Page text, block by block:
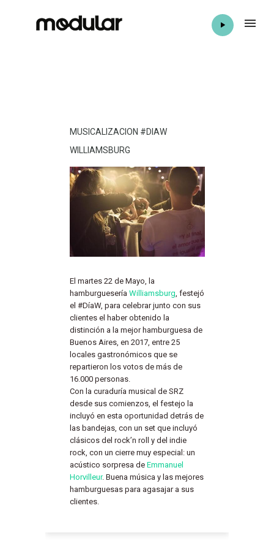
MUSICALIZACION #DIAW
WILLIAMSBURG
El martes 22 de Mayo, la
hamburguesería Williamsburg, festejó
el #DíaW, para celebrar junto con sus
clientes el haber obtenido la
distinción a la mejor hamburguesa de
Buenos Aires, en 2017, entre 25
locales gastronómicos que se
repartieron los votos de más de
16.000 personas.
Con la curaduría musical de SRZ
desde sus comienzos, el festejo la
incluyó en esta oportunidad detrás de
las bandejas, con un set que incluyó
clásicos del rock’n roll y del indie
rock, con un cierre muy especial: un
acústico sorpresa de Emmanuel
Horvilleur. Buena música y las mejores
hamburguesas para agasajar a sus
clientes.